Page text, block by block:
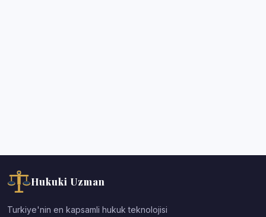
Hukuki Uzman
Turkiye'nin en kapsamli hukuk teknolojisi